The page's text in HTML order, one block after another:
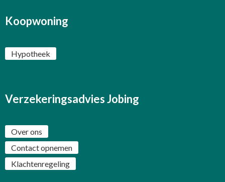
Koopwoning
Hypotheek
Verzekeringsadvies Jobing
Over ons
Contact opnemen
Klachtenregeling